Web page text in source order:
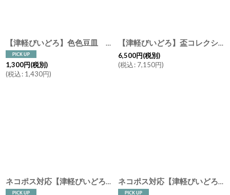
【津軽びいどろ】色色豆皿 ガラス 小皿 手作り ガラス食器 石塚硝子 アデリア 日本製 アデリア
1,300円(税別)
(税込: 1,430円)
【津軽びいどろ】盃コレクション 五様ミニグラスセット 黄金空 春の宵 朝の露 夕涼み ねぶた流し ガラス食器 石塚硝子 アデリア 日本製
6,500円(税別)
(税込: 7,150円)
ネコポス対応【津軽びいどろ】箸置き にほんの色ふうけい ガラス カトラリーレスト はしおき 手作り ガラス食器 石塚硝子 アデリア 日本製ラス アデリア ネコポス対応【津軽びいどろ】ガラス 箸置き はなび まつり レスト/カトラリーレスト/はしおき/手作り/ねぶた祭り/ガラス食器/石塚硝子/アデリア/日本製